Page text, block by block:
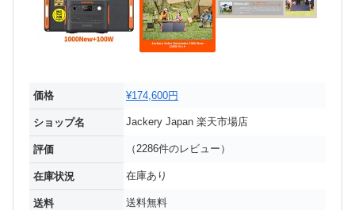
価格 ¥174,600円
ショップ名 Jackery Japan 楽天市場店
評価 （2286件のレビュー）
在庫状況 在庫あり
送料 送料無料